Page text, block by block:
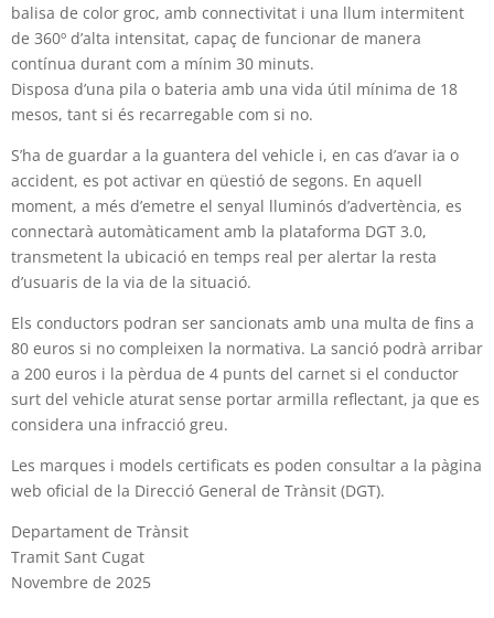
balisa de color groc, amb connectivitat i una llum intermitent
de 360º d’alta intensitat, capaç de funcionar de manera
contínua durant com a mínim 30 minuts.
Disposa d’una pila o bateria amb una vida útil mínima de 18
mesos, tant si és recarregable com si no.
S’ha de guardar a la guantera del vehicle i, en cas d’avar ia o
accident, es pot activar en qüestió de segons. En aquell
moment, a més d’emetre el senyal lluminós d’advertència, es
connectarà automàticament amb la plataforma DGT 3.0,
transmetent la ubicació en temps real per alertar la resta
d’usuaris de la via de la situació.
Els conductors podran ser sancionats amb una multa de fins a
80 euros si no compleixen la normativa. La sanció podrà arribar
a 200 euros i la pèrdua de 4 punts del carnet si el conductor
surt del vehicle aturat sense portar armilla reflectant, ja que es
considera una infracció greu.
Les marques i models certificats es poden consultar a la pàgina
web oficial de la Direcció General de Trànsit (DGT).
Departament de Trànsit
Tramit Sant Cugat
Novembre de 2025